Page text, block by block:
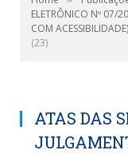
ELETRÔNICO Nº 07/
COM ACESSIBILIDADE)
(23)
ATAS DAS